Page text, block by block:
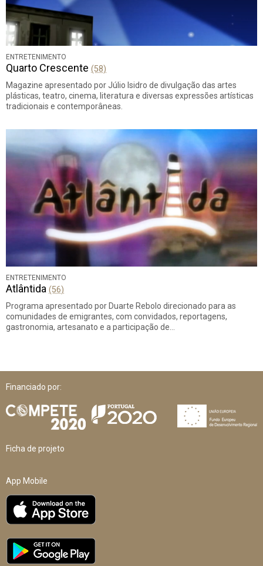
ENTRETENIMENTO
Quarto Crescente (58)
Magazine apresentado por Júlio Isidro de divulgação das artes
plásticas, teatro, cinema, literatura e diversas expressões artísticas
tradicionais e contemporâneas.
ENTRETENIMENTO
Atlântida (56)
Programa apresentado por Duarte Rebolo direcionado para as
comunidades de emigrantes, com convidados, reportagens,
gastronomia, artesanato e a participação de…
Financiado por:
Ficha de projeto
App Mobile